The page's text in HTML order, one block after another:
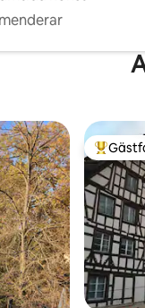
Populär